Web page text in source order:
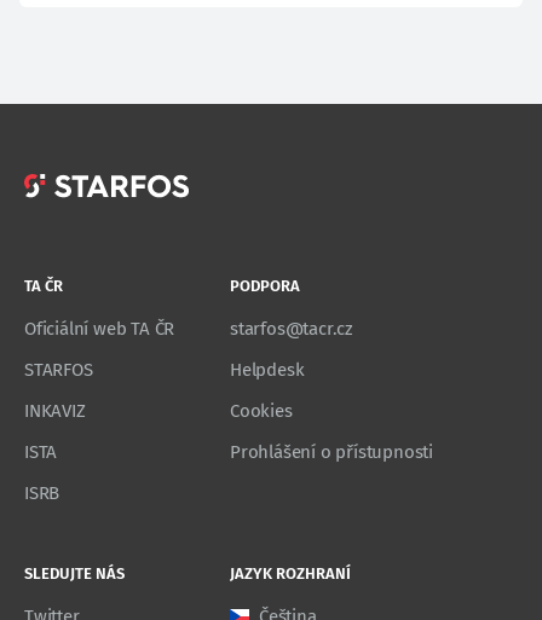
TA ČR
Oficiální web TA ČR
STARFOS
INKAVIZ
ISTA
ISRB
PODPORA
starfos@tacr.cz
Helpdesk
Cookies
Prohlášení o přístupnosti
SLEDUJTE NÁS JAZYK ROZHRANÍ